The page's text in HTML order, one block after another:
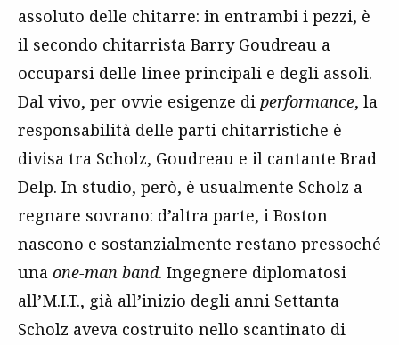
assoluto delle chitarre: in entrambi i pezzi, è
il secondo chitarrista Barry Goudreau a
occuparsi delle linee principali e degli assoli.
Dal vivo, per ovvie esigenze di performance, la
responsabilità delle parti chitarristiche è
divisa tra Scholz, Goudreau e il cantante Brad
Delp. In studio, però, è usualmente Scholz a
regnare sovrano: d’altra parte, i Boston
nascono e sostanzialmente restano pressoché
una one-man band. Ingegnere diplomatosi
all’M.I.T., già all’inizio degli anni Settanta
Scholz aveva costruito nello scantinato di